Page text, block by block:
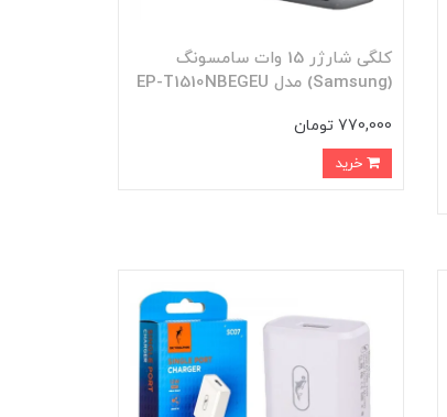
کلگی شارژر 15 وات سامسونگ
(Samsung) مدل EP-T1510NBEGEU
770,000 تومان
خرید